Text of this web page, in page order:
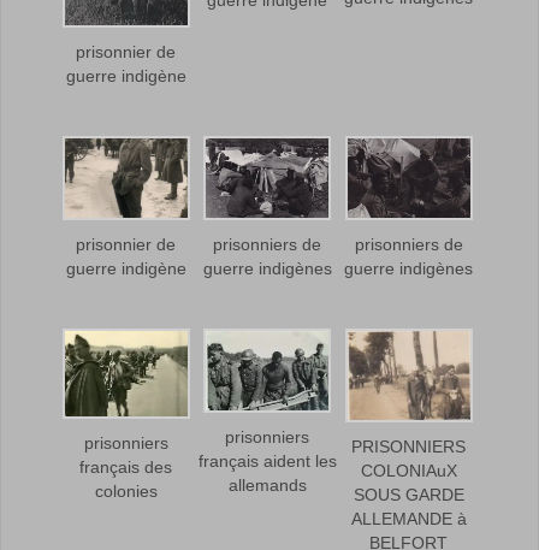
prisonnier de
guerre indigène
prisonnier de
guerre indigène
prisonniers de
guerre indigènes
prisonniers de
guerre indigènes
prisonniers
français des
colonies
prisonniers
français aident les
allemands
PRISONNIERS
COLONIAuX
SOUS GARDE
ALLEMANDE à
BELFORT